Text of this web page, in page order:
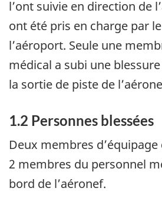
l’ont suivie en direction de
ont été pris en charge par
l’aéroport. Seule une
médical a subi une
la sortie de piste de
1.2 Personnes blessées
Deux membres
2 membres du personnel
bord de l’aéronef.